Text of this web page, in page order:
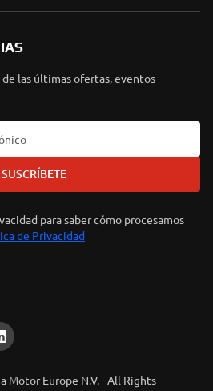
las últimas ofertas, eventos
SUSCRÍBETE
para saber cómo procesamos
de Privacidad
Motor Europe N.V. - All Rights